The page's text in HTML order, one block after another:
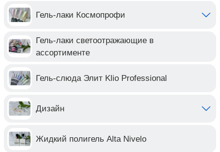
Гель-лаки Космопрофи
Гель-лаки светоотражающие в
ассортименте
Гель-слюда Элит Klio Professional
Дизайн
Жидкий полигель Alta Nivelo